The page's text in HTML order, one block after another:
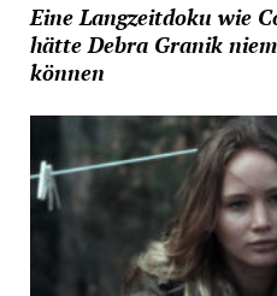
Eine Langzeitdoku wie
hätte Debra Granik
können